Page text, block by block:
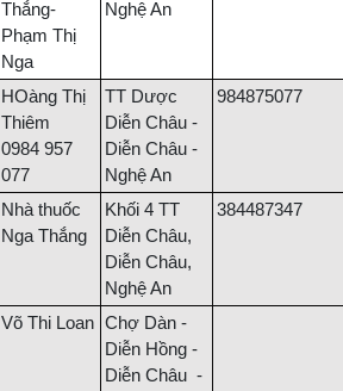
Thắng-
Phạm Thị
Nga
Nghệ An
HOàng Thị
Thiêm
0984 957
077
TT Dược
Diễn Châu -
Diễn Châu -
Nghệ An
984875077
Nhà thuốc
Nga Thắng
Khối 4 TT
Diễn Châu,
Diễn Châu,
Nghệ An
384487347
Võ Thi Loan Chợ Dàn -
Diễn Hồng -
Diễn Châu -